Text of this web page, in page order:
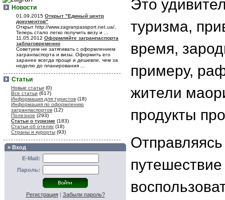
Новости
01.09.2015 Открыт "Единый центр
документов"
Открыт http://www.zagranpassport.net.ua/,
Теперь стало легко получить визу и ...
11.05.2012 Оформляйте загранпаспорта
заблаговременно
Советуем не затягивать с оформлением
загранпаспорта и визы. Оформить его
заранее всегда проще и дешевле, чем за
неделю до планирования ...
Статьи
Новые статьи (0)
Все статьи (617)
Информация для туристов (18)
Информация по оформлению
загранпаспортов (12)
Полезное (293)
Статьи о туризме (183)
Статьи об отелях (18)
Страны и курорты (93)
» Вход
E-Mail:
Пароль:
Регистрация| Забыли пароль?
Это
туризма,
время,
примеру,
жители
продукты